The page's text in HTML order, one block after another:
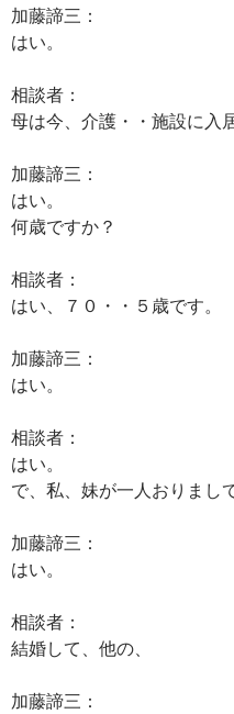
加藤諦三：
はい。
相談者：
母は今、介護・・施設に入
加藤諦三：
はい。
何歳ですか？
相談者：
はい、７０・・５歳です。
加藤諦三：
はい。
相談者：
はい。
で、私、妹が一人おりまして
加藤諦三：
はい。
相談者：
結婚して、他の、
加藤諦三：